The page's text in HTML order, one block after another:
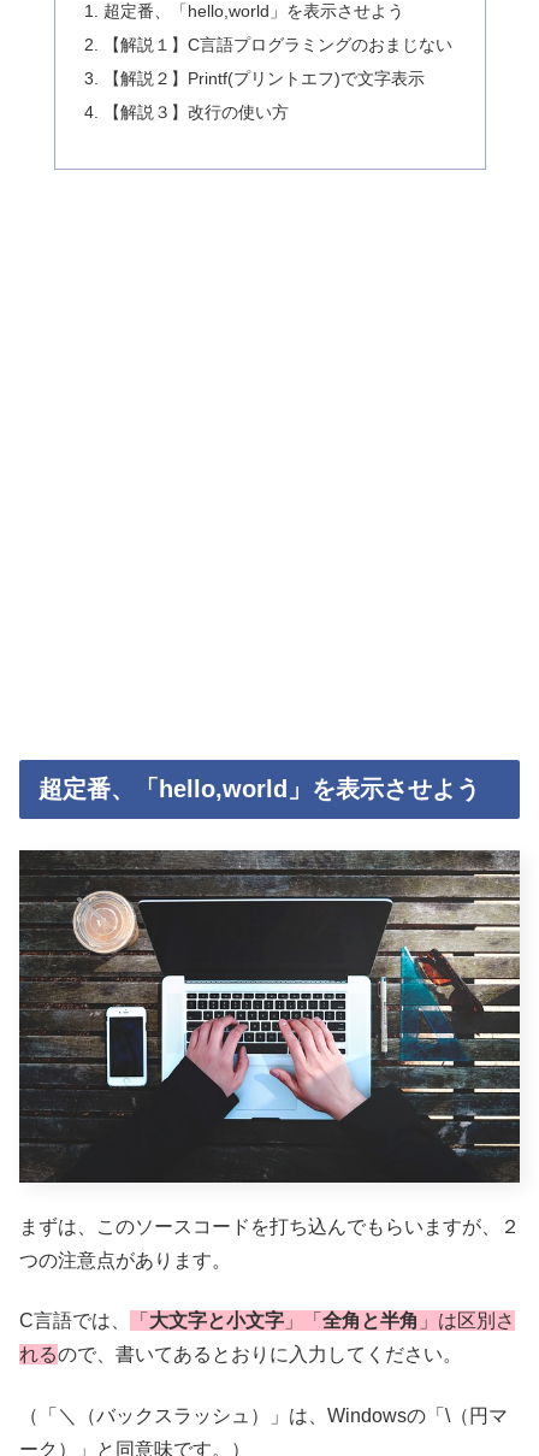
超定番、「hello,world」を表示させよう
【解説１】C言語プログラミングのおまじない
【解説２】Printf(プリントエフ)で文字表示
【解説３】改行の使い方
超定番、「hello,world」を表示させよう
まずは、このソースコードを打ち込んでもらいますが、２
つの注意点があります。
C言語では、 「 大文字と小文字 」「 全角と半角 」は区別さ
れるので、書いてあるとおりに入力してください。
（「＼（バックスラッシュ）」は、Windowsの「\（円マ
ーク）」と同意味です。）